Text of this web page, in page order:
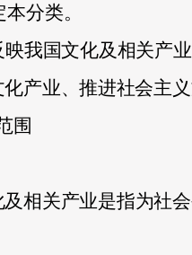
分类。
映我国文化及相关产
产业、推进社会主
围
相关产业是指为社